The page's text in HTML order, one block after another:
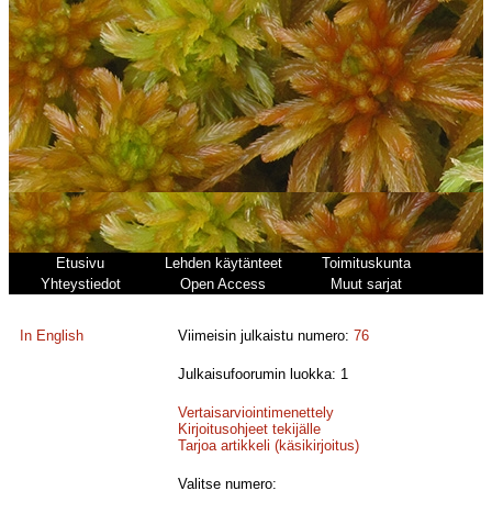
Etusivu Lehden käytänteet
Toimituskunta
Yhteystiedot
Open Access Muut sarjat
In English Viimeisin julkaistu numero:76
Julkaisufoorumin luokka: 1
Vertaisarviointimenettely
Kirjoitusohjeet tekijälle
Tarjoa artikkeli (käsikirjoitus)
Valitse numero: